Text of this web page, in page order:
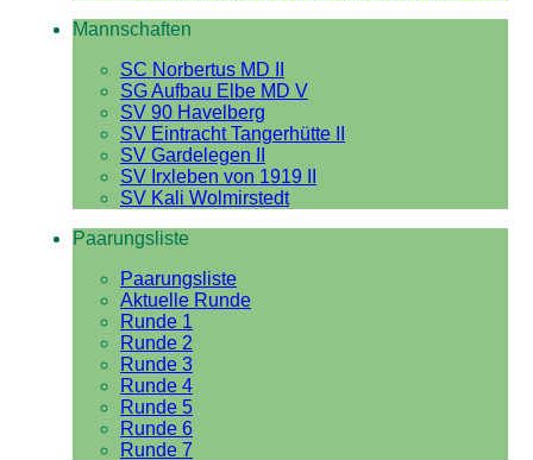
Mannschaften
SC Norbertus MD II
SG Aufbau Elbe MD V
SV 90 Havelberg
SV Eintracht Tangerhütte II
SV Gardelegen II
SV Irxleben von 1919 II
SV Kali Wolmirstedt
Paarungsliste
Paarungsliste
Aktuelle Runde
Runde 1
Runde 2
Runde 3
Runde 4
Runde 5
Runde 6
Runde 7